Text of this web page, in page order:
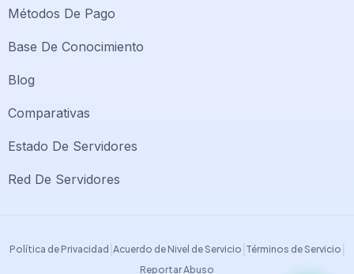
Métodos De Pago
Base De Conocimiento
Blog
Comparativas
Estado De Servidores
Red De Servidores
Política de Privacidad Acuerdo de Nivel de Servicio Términos de Servicio
Reportar Abuso